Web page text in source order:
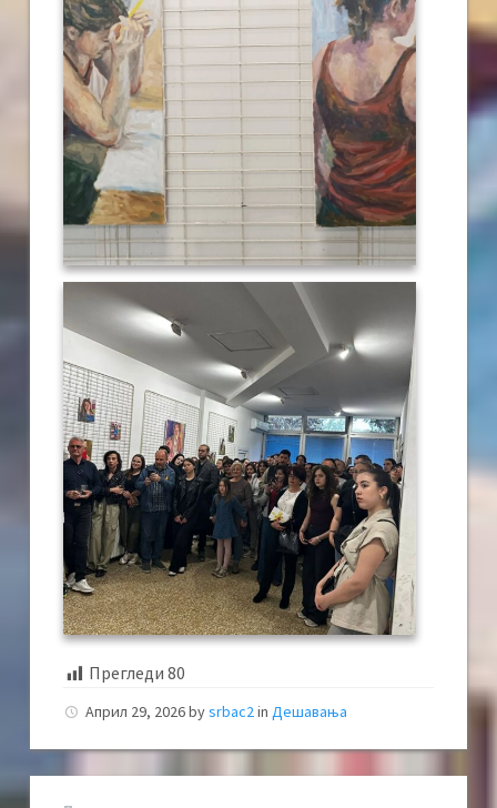
Прегледи 80
Април 29, 2026bysrbac2 in Дешавања